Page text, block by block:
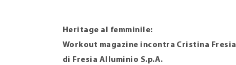
Heritage al femminile:
Workout magazine incontra Cristina Fresia
di Fresia Alluminio S.p.A.